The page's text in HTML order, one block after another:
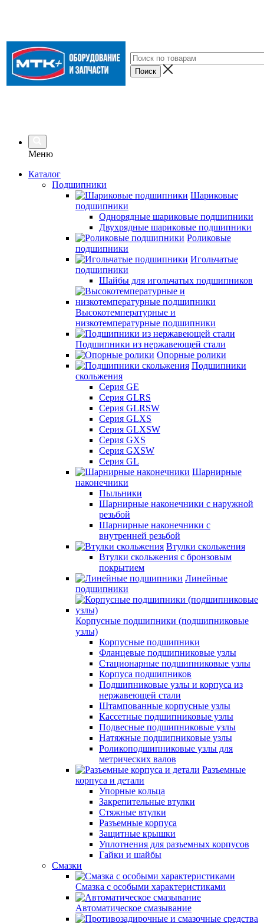
Меню
Каталог
Подшипники
Шариковые
подшипники
Однорядные шариковые подшипники
Двухрядные шариковые подшипники
Роликовые
подшипники
Игольчатые
подшипники
Шайбы для игольчатых подшипников
Высокотемпературные и
низкотемпературные подшипники
Подшипники из нержавеющей стали
Опорные ролики
Подшипники
скольжения
Серия GE
Серия GLRS
Серия GLRSW
Серия GLXS
Серия GLXSW
Серия GXS
Серия GXSW
Серия GL
Шарнирные
наконечники
Пыльники
Шарнирные наконечники с наружной
резьбой
Шарнирные наконечники с
внутренней резьбой
Втулки скольжения
Втулки скольжения с бронзовым
покрытием
Линейные
подшипники
Корпусные подшипники (подшипниковые
узлы)
Корпусные подшипники
Фланцевые подшипниковые узлы
Стационарные подшипниковые узлы
Корпуса подшипников
Подшипниковые узлы и корпуса из
нержавеющей стали
Штампованные корпусные узлы
Кассетные подшипниковые узлы
Подвесные подшипниковые узлы
Натяжные подшипниковые узлы
Роликоподшипниковые узлы для
метрических валов
Разъемные
корпуса и детали
Упорные кольца
Закрепительные втулки
Стяжные втулки
Разъемные корпуса
Защитные крышки
Уплотнения для разъемных корпусов
Гайки и шайбы
Смазки
Смазка с особыми характеристиками
Автоматическое смазывание